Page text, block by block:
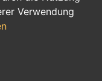
Verwendung